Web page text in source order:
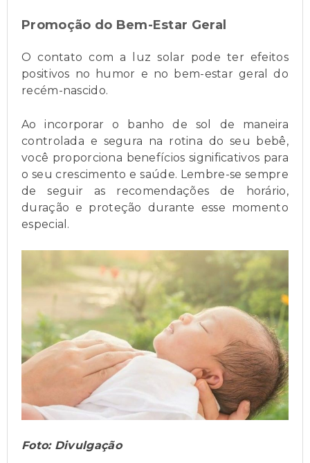
Promoção do Bem-Estar Geral
O contato com a luz solar pode ter efeitos
positivos no humor e no bem-estar geral do
recém-nascido.
Ao incorporar o banho de sol de maneira
controlada e segura na rotina do seu bebê,
você proporciona benefícios significativos para
o seu crescimento e saúde. Lembre-se sempre
de seguir as recomendações de horário,
duração e proteção durante esse momento
especial.
Foto: Divulgação